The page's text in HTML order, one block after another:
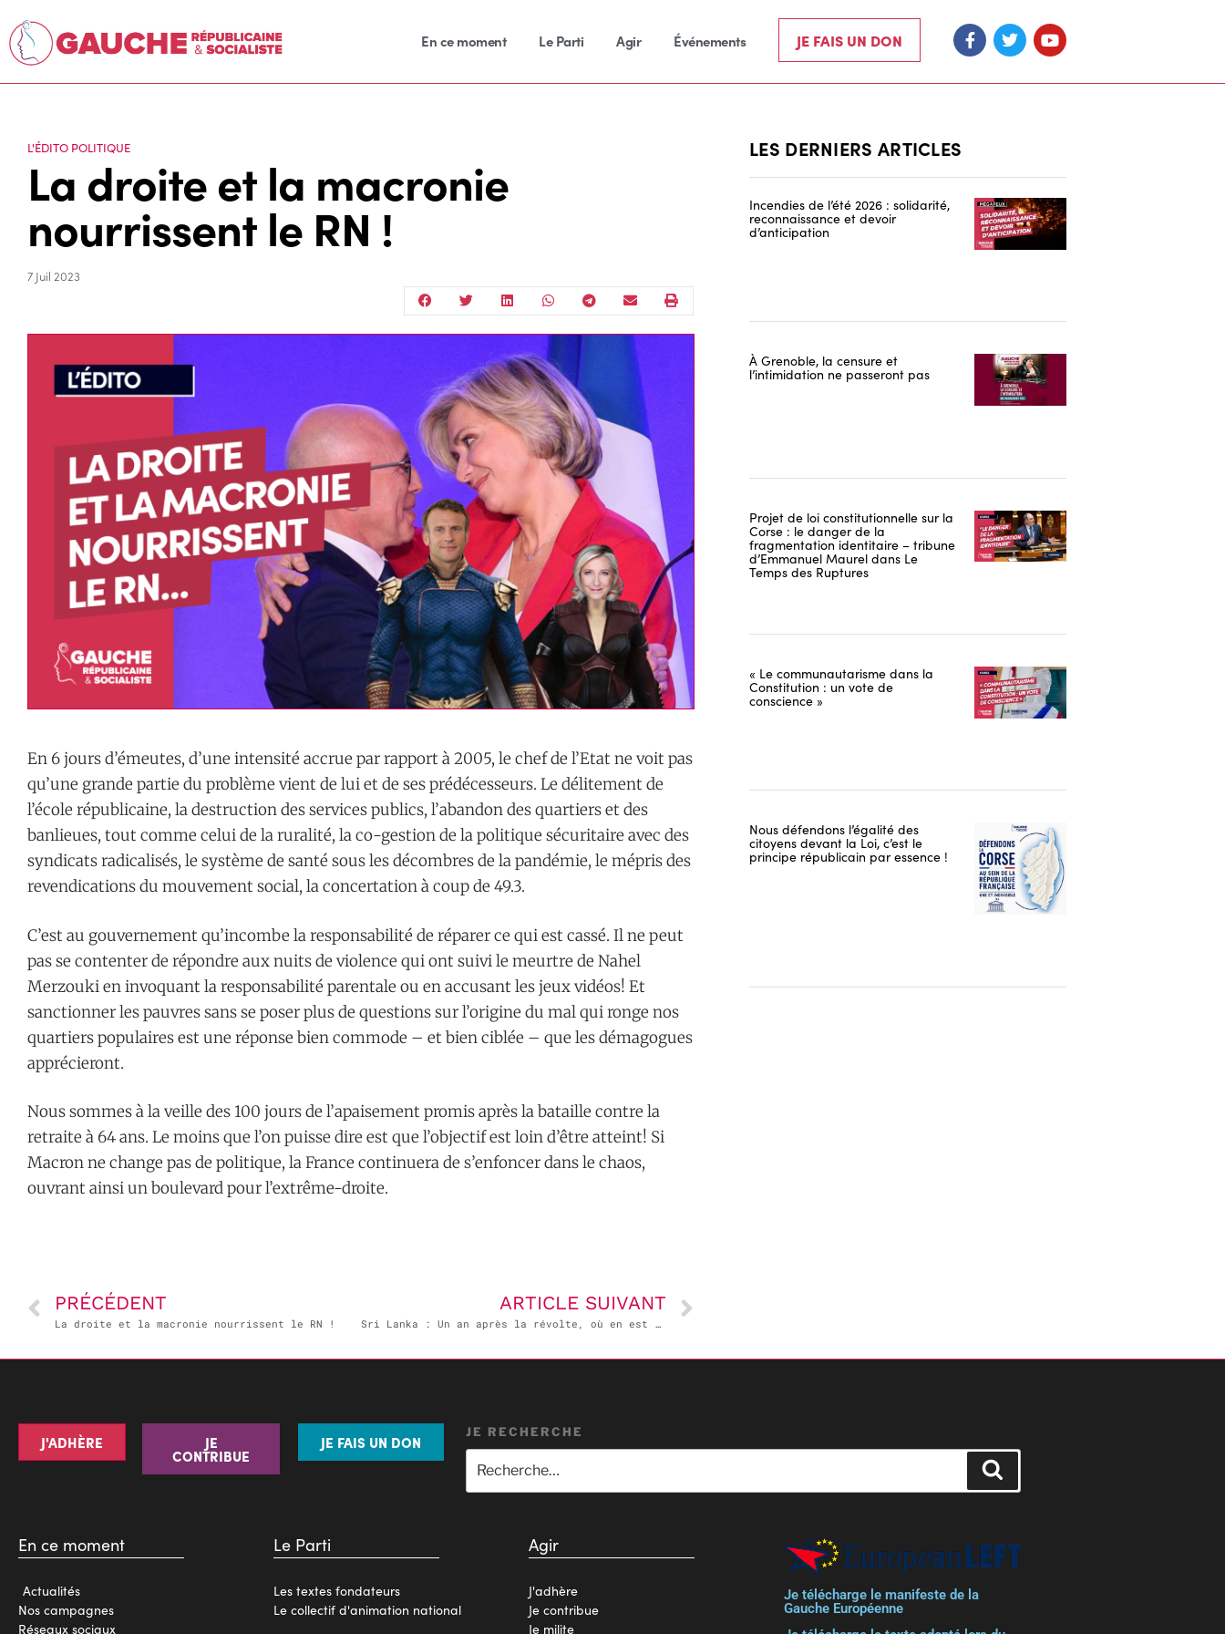
En ce moment Le Parti Agir Événements JE FAIS UN DON
L'ÉDITO POLITIQUE
La droite et la macronie
nourrissent le RN !
7 Juil 2023
En 6 jours d’émeutes, d’une intensité accrue par rapport à 2005, le chef de l’Etat ne voit pas
qu’une grande partie du problème vient de lui et de ses prédécesseurs. Le délitement de
l’école républicaine, la destruction des services publics, l’abandon des quartiers et des
banlieues, tout comme celui de la ruralité, la co-gestion de la politique sécuritaire avec des
syndicats radicalisés, le système de santé sous les décombres de la pandémie, le mépris des
revendications du mouvement social, la concertation à coup de 49.3.
C’est au gouvernement qu’incombe la responsabilité de réparer ce qui est cassé. Il ne peut
pas se contenter de répondre aux nuits de violence qui ont suivi le meurtre de Nahel
Merzouki en invoquant la responsabilité parentale ou en accusant les jeux vidéos! Et
sanctionner les pauvres sans se poser plus de questions sur l’origine du mal qui ronge nos
quartiers populaires est une réponse bien commode – et bien ciblée – que les démagogues
apprécieront.
Nous sommes à la veille des 100 jours de l’apaisement promis après la bataille contre la
retraite à 64 ans. Le moins que l’on puisse dire est que l’objectif est loin d’être atteint! Si
Macron ne change pas de politique, la France continuera de s’enfoncer dans le chaos,
ouvrant ainsi un boulevard pour l’extrême-droite.
PRÉCÉDENT
La droite et la macronie nourrissent le RN !
ARTICLE SUIVANT
Sri Lanka : Un an après la révolte, où en est le pays ?
LES DERNIERS ARTICLES
Incendies de l’été 2026 : solidarité,
reconnaissance et devoir
d’anticipation
À Grenoble, la censure et
l’intimidation ne passeront pas
Projet de loi constitutionnelle sur la
Corse : le danger de la
fragmentation identitaire – tribune
d’Emmanuel Maurel dans Le
Temps des Ruptures
« Le communautarisme dans la
Constitution : un vote de
conscience »
Nous défendons l’égalité des
citoyens devant la Loi, c’est le
principe républicain par essence !
J'ADHÈRE JE
CONTRIBUE
JE FAIS UN DON
JE RECHERCHE
En ce moment
Actualités
Nos campagnes
Réseaux sociaux
Le Parti
Les textes fondateurs
Le collectif d'animation national
Agir
J'adhère
Je contribue
Je milite
Je télécharge le manifeste de la
Gauche Européenne